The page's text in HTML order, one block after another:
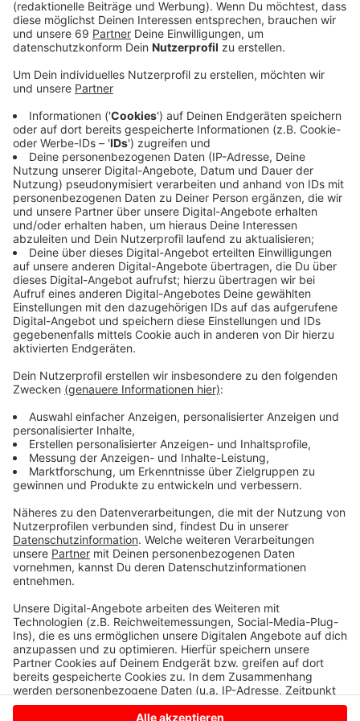
Anzeige
Der bundesweite Trend rückläufiger Kinderzahlen zeigt
sich auch in Münster. Zurzeit leben in Münster rund
Jahren prognostiziert. Erstmals blieben dadurch vor
allem in den Stadtteilen Kitaplätze unbesetzt. Die
Stadt will deshalb den Bau neuer Kitas zurückfahren
und stärker stadteilbezogen steuern. Es soll z.B. für
neue Baugebiete nicht wie bisher eine Kita entstehen,
wenn das Baugebiet noch nicht fertig ist.
Anzeige
Zwei städtische Kitas sollen schließen
Anzeige
Außerdem will die Verwaltung dem Rat vorschlagen,
zwei städtische Kitas dicht zu machen. Zum 1. August
sollen die Kita "Killingstraße" in Kinderhaus und die Kita
in der alten Schule in Mecklenbeck schließen. Die
Beschäftigen sollen in anderen städtischen Kitas
weiterarbeiten. Betriebsbedinge Kündigungen soll es
nicht geben.
Anzeige
Anzeige